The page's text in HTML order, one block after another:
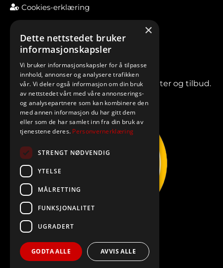
Cookies-erklæring
Meld deg på vårt nyhetsbrev for nyheter og tilbud.
×
Dette nettstedet bruker
informasjonskapsler
Vi bruker informasjonskapsler for å tilpasse
innhold, annonser og analysere trafikken
vår. Vi deler også informasjon om din bruk
av nettstedet vårt med våre annonserings-
og analysepartnere som kan kombinere den
med annen informasjon du har gitt dem
eller som de har samlet inn fra din bruk av
tjenestene deres. Personvernerklæring
STRENGT NØDVENDIG
YTELSE
MÅLRETTING
FUNKSJONALITET
UGRADERT
GODTA ALLE AVVIS ALLE